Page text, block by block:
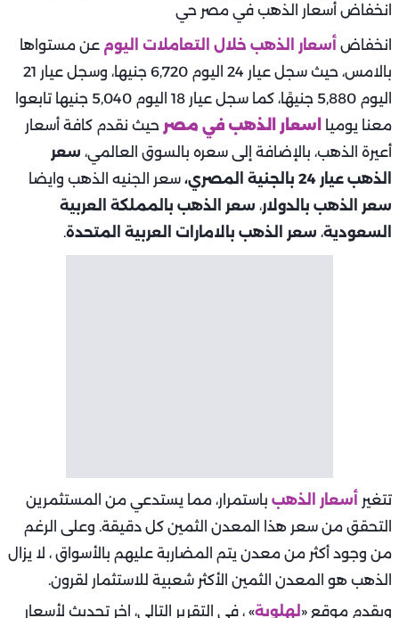
انخفاض أسعار الذهب خلال التعاملات اليوم عن مستواها
بالامس، حيث سجل عيار 24 اليوم 6,720 جنيها، وسجل عيار 21
اليوم 5,880 جنيهًا، كما سجل عيار 18 اليوم 5,040 جنيها تابعوا
معنا يوميا
اسعار الذهب في مصر حيث نقدم كافة أسعار
أعيرة الذهب، بالإضافة إلى سعره بالسوق العالمي، سعر
الذهب عيار 24 بالجنية المصري،
سعر الجنيه الذهب وايضا
سعر الذهب بالدولار، سعر الذهب بالمملكة العربية
السعودية، سعر الذهب بالامارات العربية المتحدة.
تتغير أسعار الذهب باستمرار، مما يستدعي من المستثمرين
التحقق من سعر هذا المعدن الثمين كل دقيقة. وعلى الرغم
من وجود أكثر من معدن يتم المضاربة عليهم بالأسواق ، لا يزال
الذهب هو المعدن الثمين الأكثر شعبية للاستثمار لقرون.
ويقدم موقع « لهلوبة» ، في التقرير التالي، اخر تحديث لأسعار